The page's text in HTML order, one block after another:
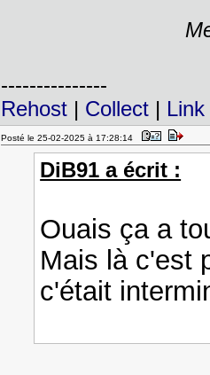
---------------
Rehost| Collect| Link
Posté le 25-02-2025 à 17:28:14
DiB91 a écrit :
Ouais ça a
Mais là c'est
c'était